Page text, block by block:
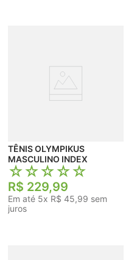
TÊNIS OLYMPIKUS
MASCULINO INDEX
☆☆☆☆☆
R$ 229,99
Em até 5x R$ 45,99 sem
juros